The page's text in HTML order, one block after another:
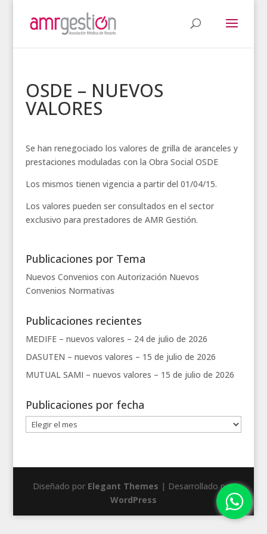
OSDE – NUEVOS
VALORES
Se han renegociado los valores de grilla de aranceles y
prestaciones moduladas con la Obra Social OSDE
Los mismos tienen vigencia a partir del 01/04/15.
Los valores pueden ser consultados en el sector
exclusivo para prestadores de AMR Gestión.
Publicaciones por Tema
Nuevos Convenios con Autorización Nuevos
Convenios Normativas
Publicaciones recientes
MEDIFE – nuevos valores – 24 de julio de 2026
DASUTEN – nuevos valores – 15 de julio de 2026
MUTUAL SAMI – nuevos valores – 15 de julio de 2026
Publicaciones por fecha
Publicaciones
por
Diseñado por Elegant Themes | Desarrollado por
WordPress